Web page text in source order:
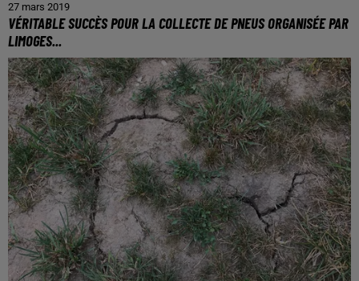
27 mars 2019
VÉRITABLE SUCCÈS POUR LA COLLECTE DE PNEUS ORGANISÉE PAR
LIMOGES...